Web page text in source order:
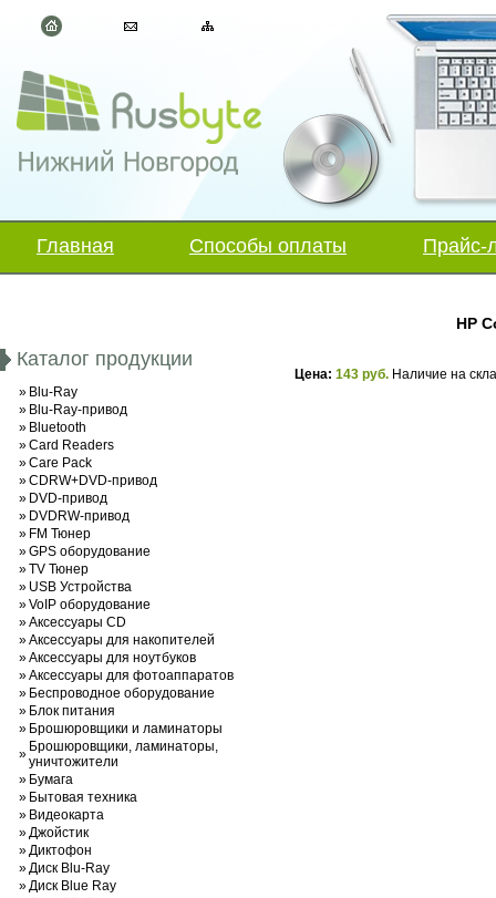
Главная Способы оплаты Прайс-
Каталог продукции
» Blu-Ray
» Blu-Ray-привод
» Bluetooth
»Card Readers
»Care Pack
»CDRW+DVD-привод
» DVD-привод
» DVDRW-привод
» FM Тюнер
»GPS оборудование
»TV Тюнер
» USB Устройства
»VoIP оборудование
»Аксессуары CD
»Аксессуары для накопителей
»Аксессуары для ноутбуков
»Аксессуары для фотоаппаратов
» Беспроводное оборудование
» Блок питания
» Брошюровщики и ламинаторы
» Брошюровщики, ламинаторы,
уничтожители
» Бумага
» Бытовая техника
» Видеокарта
»Джойстик
»Диктофон
»Диск Blu-Ray
»Диск Blue Ray
HP
Цена:143 руб. Наличие на